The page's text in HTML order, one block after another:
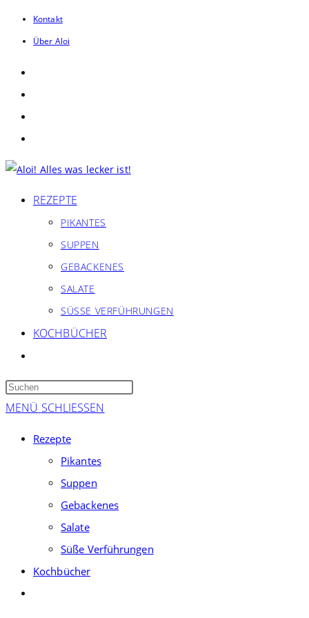
Zum
Kontakt
Über Aloi
REZEPTE
PIKANTES
SUPPEN
GEBACKENES
SALATE
SÜSSE VERFÜHRUNGEN
KOCHBÜCHER
SUCHE
UMSCHALTEN
Press
MENÜ SCHLIESSEN
Rezepte
Pikantes
Suppen
Gebackenes
Salate
Süße Verführungen
Kochbücher